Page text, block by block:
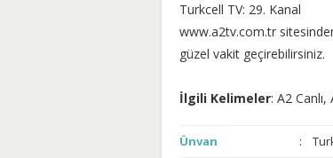
Turkcell TV: 29. Kanal
www.a2tv.com.tr
güzel vakit geçirebilirsiniz.
İlgili Kelimeler: A2
Ünvan